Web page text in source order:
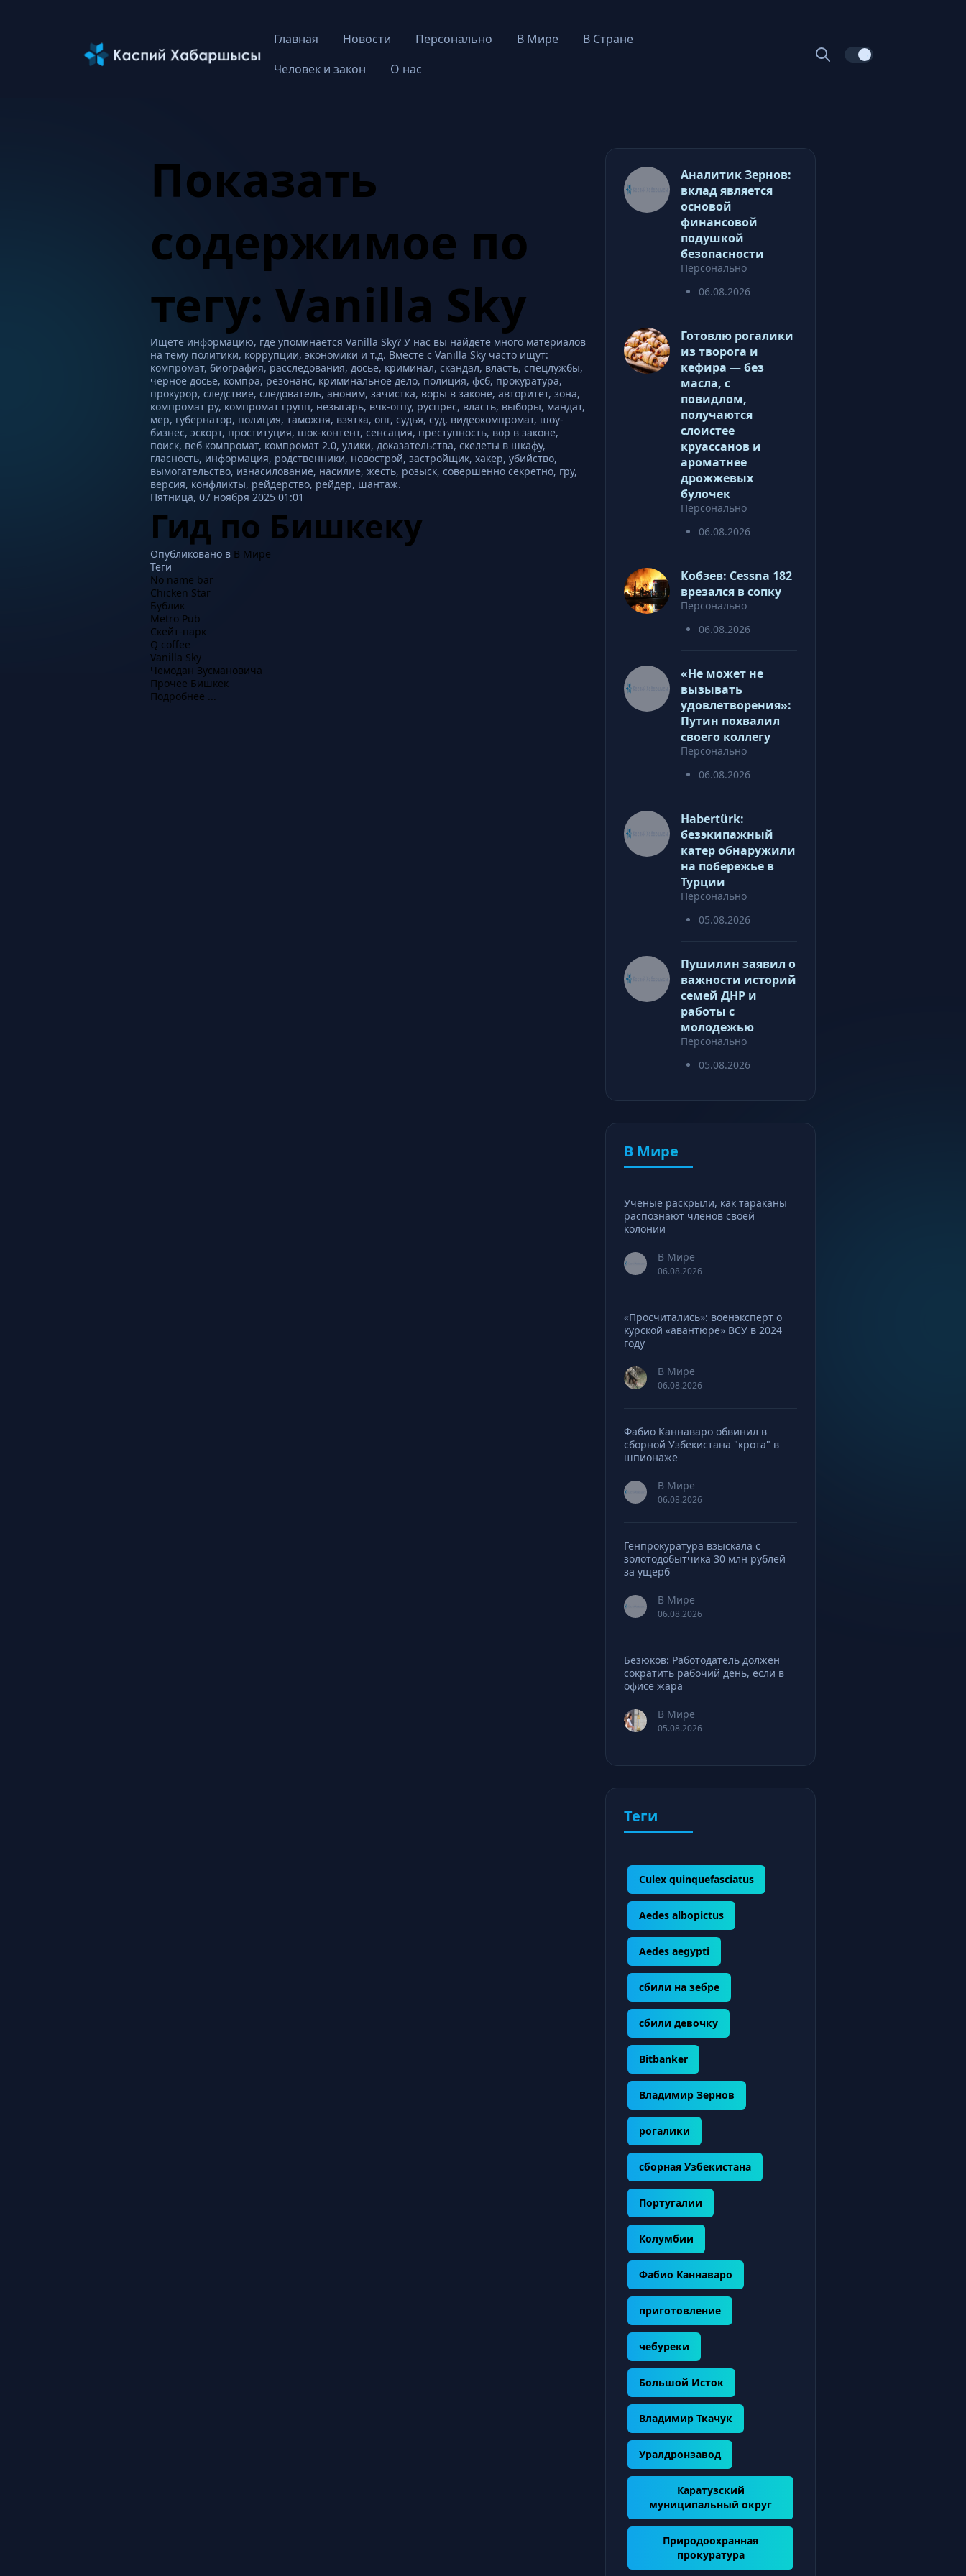
Главная Новости Персонально В Мире
В Стране
Человек и закон
О нас
Показать
содержимое по
тегу: Vanilla Sky
Ищете информацию, где упоминается Vanilla Sky? У нас вы найдете много материалов
на тему политики, коррупции, экономики и т.д. Вместе с Vanilla Sky часто ищут:
компромат, биография, расследования, досье, криминал, скандал, власть, спецлужбы,
черное досье, компра, резонанс, криминальное дело, полиция, фсб, прокуратура,
прокурор, следствие, следователь, аноним, зачистка, воры в законе, авторитет, зона,
компромат ру, компромат групп, незыгарь, вчк-огпу, руспрес, власть, выборы, мандат,
мер, губернатор, полиция, таможня, взятка, опг, судья, суд, видеокомпромат, шоу-
бизнес, эскорт, проституция, шок-контент, сенсация, преступность, вор в законе,
поиск, веб компромат, компромат 2.0, улики, доказательства, скелеты в шкафу,
гласность, информация, родственники, новострой, застройщик, хакер, убийство,
вымогательство, изнасилование, насилие, жесть, розыск, совершенно секретно, гру,
версия, конфликты, рейдерство, рейдер, шантаж.
Пятница, 07 ноября 2025 01:01
Гид по Бишкеку
Опубликовано в В Мире
Теги
No name bar
Chicken Star
Бублик
Metro Pub
Скейт-парк
Q coffee
Vanilla Sky
Чемодан Зусмановича
Прочее Бишкек
Подробнее ...
Аналитик Зернов:
вклад является
основой
финансовой
подушкой
безопасности
Персонально
06.08.2026
Готовлю рогалики
из творога и
кефира — без
масла, с
повидлом,
получаются
слоистее
круассанов и
ароматнее
дрожжевых
булочек
Персонально
06.08.2026
Кобзев: Cessna 182
врезался в сопку
Персонально
06.08.2026
«Не может не
вызывать
удовлетворения»:
Путин похвалил
своего коллегу
Персонально
06.08.2026
Habertürk:
безэкипажный
катер обнаружили
на побережье в
Турции
Персонально
05.08.2026
Пушилин заявил о
важности историй
семей ДНР и
работы с
молодежью
Персонально
05.08.2026
В Мире
Ученые раскрыли, как тараканы
распознают членов своей
колонии
В Мире
06.08.2026
«Просчитались»: военэксперт о
курской «авантюре» ВСУ в 2024
году
В Мире
06.08.2026
Фабио Каннаваро обвинил в
сборной Узбекистана "крота" в
шпионаже
В Мире
06.08.2026
Генпрокуратура взыскала с
золотодобытчика 30 млн рублей
за ущерб
В Мире
06.08.2026
Безюков: Работодатель должен
сократить рабочий день, если в
офисе жара
В Мире
05.08.2026
Теги
Culex quinquefasciatus
Aedes albopictus
Aedes aegypti
сбили на зебре
сбили девочку
Bitbanker
Владимир Зернов
рогалики
сборная Узбекистана
Португалии
Колумбии
Фабио Каннаваро
приготовление
чебуреки
Большой Исток
Владимир Ткачук
Уралдронзавод
Каратузский
муниципальный округ
Природоохранная
прокуратура